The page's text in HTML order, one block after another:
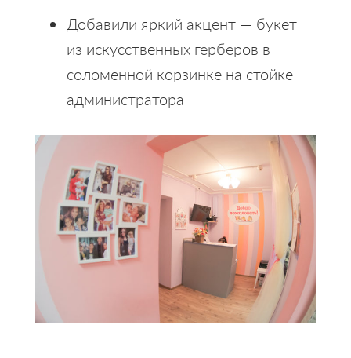
Добавили яркий акцент — букет
из искусственных герберов в
соломенной корзинке на стойке
администратора